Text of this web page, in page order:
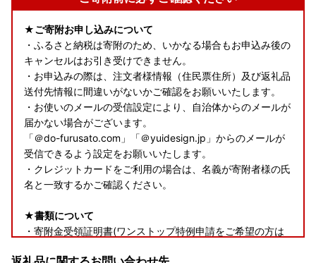
★ご寄附お申し込みについて
・ふるさと納税は寄附のため、いかなる場合もお申込み後の
キャンセルはお引き受けできません。
・お申込みの際は、注文者様情報（住民票住所）及び返礼品
送付先情報に間違いがないかご確認をお願いいたします。
・お使いのメールの受信設定により、自治体からのメールが
届かない場合がございます。
「＠do-furusato.com」「＠yuidesign.jp」からのメールが
受信できるよう設定をお願いいたします。
・クレジットカードをご利用の場合は、名義が寄附者様の氏
名と一致するかご確認ください。
★書類について
・寄附金受領証明書(ワンストップ特例申請をご希望の方は